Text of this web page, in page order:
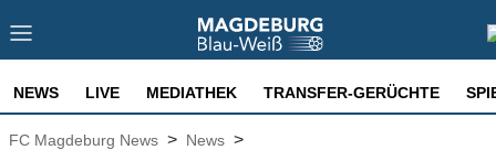
NEWS LIVE MEDIATHEK TRANSFER-GERÜCHTE
FC Magdeburg News > News >